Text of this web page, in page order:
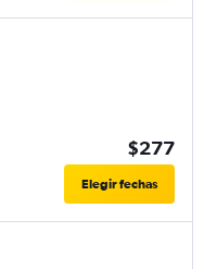
$277
Elegir fechas